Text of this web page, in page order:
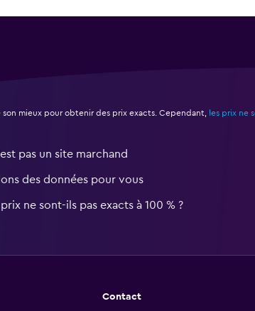
mieux pour obtenir des prix exacts. Cependant, les prix ne
pas un site marchand
des données pour vous
ne sont-ils pas exacts à 100 % ?
Contact